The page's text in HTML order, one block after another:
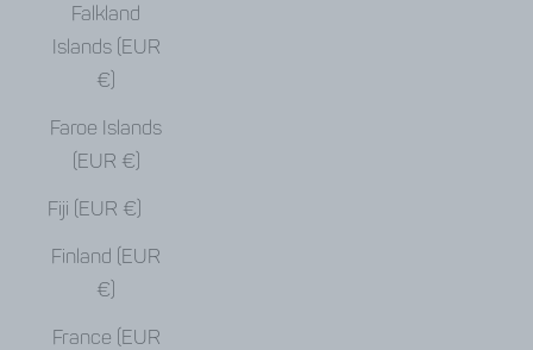
Falkland
Islands (EUR
€)
Faroe Islands
(EUR €)
Fiji (EUR €)
Finland (EUR
€)
France (EUR